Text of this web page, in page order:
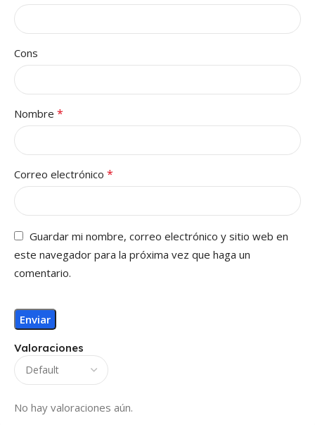
Valoraciones
No hay valoraciones aún.
Cons
Nombre *
Correo electrónico *
Guardar mi nombre, correo electrónico y sitio web en
este navegador para la próxima vez que haga un
comentario.